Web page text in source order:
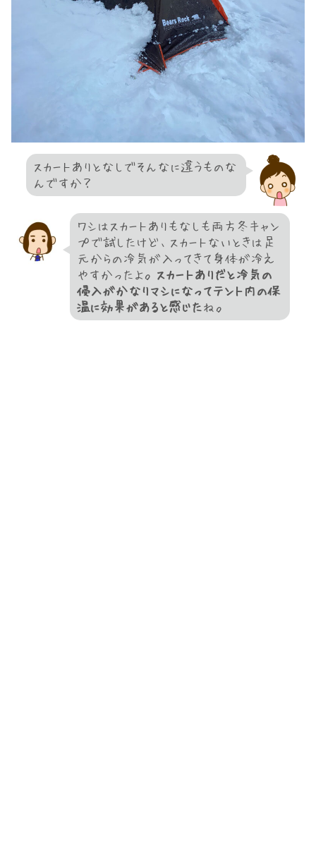
スカートありとなしでそんなに違うものな
んですか？
ワシはスカートありもなしも両方冬キャン
プで試したけど、スカートないときは足
元からの冷気が入ってきて身体が冷え
やすかったよ。 スカートありだと冷気の
侵入がかなりマシになってテント内の保
温に効果があると感じたね。